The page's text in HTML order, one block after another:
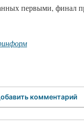
первыми, финал
комментарий